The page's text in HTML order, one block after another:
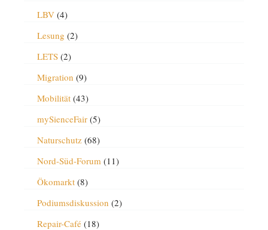
LBV(4)
Lesung (2)
LETS(2)
Migration (9)
Mobilität(43)
mySienceFair(5)
Naturschutz(68)
Nord-Süd-Forum (11)
Ökomarkt(8)
Podiumsdiskussion (2)
Repair-Café(18)